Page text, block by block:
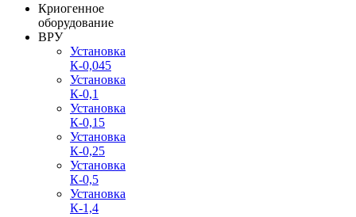
Криогенное
оборудование
ВРУ
Установка
К-0,045
Установка
К-0,1
Установка
К-0,15
Установка
К-0,25
Установка
К-0,5
Установка
К-1,4